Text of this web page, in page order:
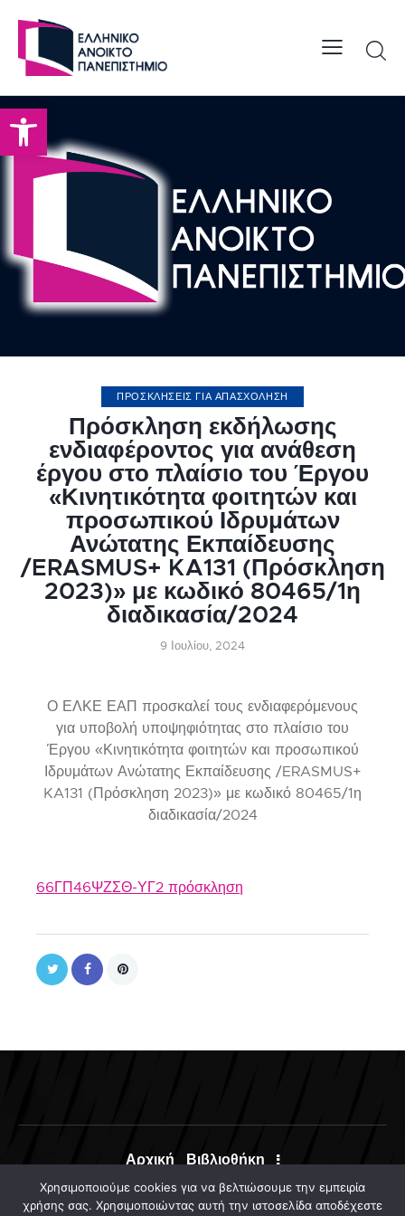
Open toolbar
ΠΡΟΣΚΛΗΣΕΙΣ ΓΙΑ ΑΠΑΣΧΟΛΗΣΗ
Πρόσκληση εκδήλωσης
ενδιαφέροντος για ανάθεση
έργου στο πλαίσιο του Έργου
«Κινητικότητα φοιτητών και
προσωπικού Ιδρυμάτων
Ανώτατης Εκπαίδευσης
/ERASMUS+ KA131 (Πρόσκληση
2023)» με κωδικό 80465/1η
διαδικασία/2024
9 Ιουλίου, 2024
Ο ΕΛΚΕ ΕΑΠ προσκαλεί τους ενδιαφερόμενους
για υποβολή υποψηφιότητας στο πλαίσιο του
Έργου «Κινητικότητα φοιτητών και προσωπικού
Ιδρυμάτων Ανώτατης Εκπαίδευσης /ERASMUS+
KA131 (Πρόσκληση 2023)» με κωδικό 80465/1η
διαδικασία/2024
66ΓΠ46ΨΖΣΘ-ΥΓ2 πρόσκληση
Αρχική Βιβλιοθήκη
ΣΥΝΔΕΣΗ
Χρησιμοποιούμε cookies για να βελτιώσουμε την εμπειρία
χρήσης σας. Χρησιμοποιώντας αυτή την ιστοσελίδα αποδέχεστε